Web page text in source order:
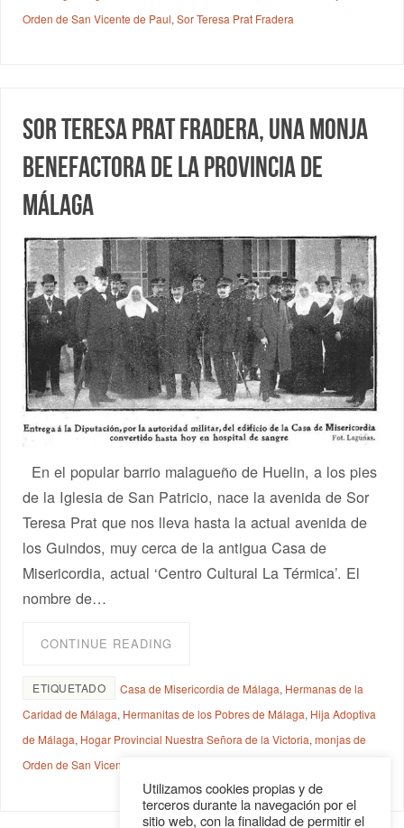
Orden de San Vicente de Paul,Sor Teresa Prat Fradera
Sor Teresa Prat Fradera, una monja
benefactora de la provincia de
Málaga
En el popular barrio malagueño de Huelin, a los pies
de la Iglesia de San Patricio, nace la avenida de Sor
Teresa Prat que nos lleva hasta la actual avenida de
los Guindos, muy cerca de la antigua Casa de
Misericordia, actual ‘Centro Cultural La Térmica’. El
nombre de…
CONTINUE READING
ETIQUETADO Casa de Misericordia de Málaga, Hermanas de la
Caridad de Málaga, Hermanitas de los Pobres de Málaga, Hija Adoptiva
de Málaga, Hogar Provincial Nuestra Señora de la Victoria,monjas de
Orden de San Vicente de Paul
Utilizamos cookies propias y de
terceros durante la navegación por el
sitio web, con la finalidad de permitir el